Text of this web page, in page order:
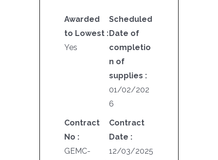
Awarded
to Lowest :
Yes
Scheduled
Date of
completio
n of
supplies :
01/02/202
6
Contract
No :
GEMC-
Contract
Date :
12/03/2025